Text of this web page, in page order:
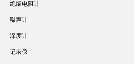
绝缘电阻计
噪声计
深度计
记录仪